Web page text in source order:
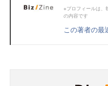
※プロフィールは、
の内容です
この著者の最